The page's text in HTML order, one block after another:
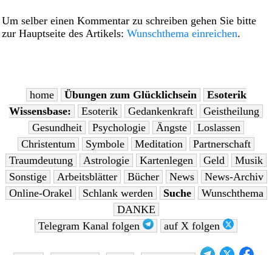
Um selber einen Kommentar zu schreiben gehen Sie bitte
zur Hauptseite des Artikels: Wunschthema einreichen.
home Übungen zum Glücklichsein
Esoterik
Wissensbase:
Esoterik Gedankenkraft
Geistheilung
Gesundheit
Psychologie Ängste
Loslassen
Christentum
Symbole Meditation
Partnerschaft
Traumdeutung
Astrologie Kartenlegen Geld
Musik
Sonstige
Arbeitsblätter Bücher News
News-Archiv
Online-Orakel
Schlank werden Suche
Wunschthema
DANKE
Telegram Kanal folgen
auf X folgen